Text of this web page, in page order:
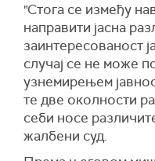
"Стога се између
направити јасна
заинтересованост
случај се не може
узнемирењем
те две околности
себи носе
жалбени суд.